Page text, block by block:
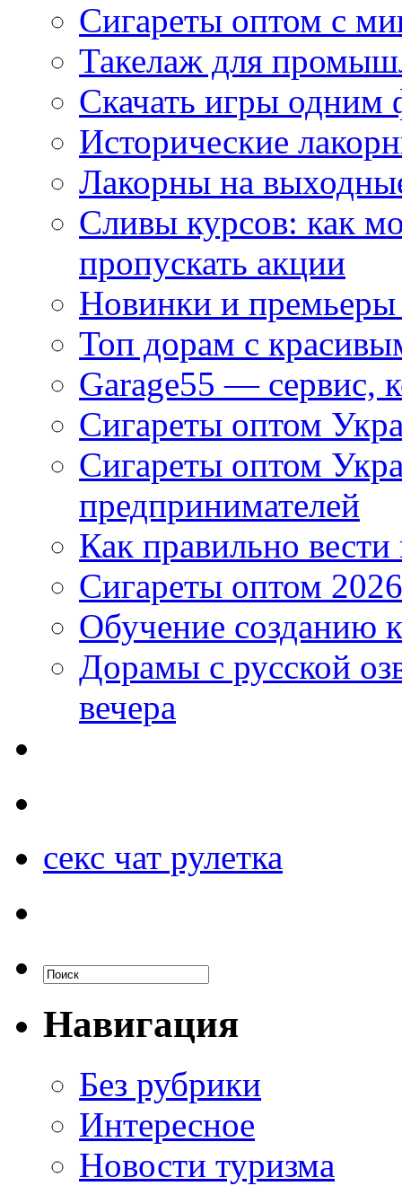
Сигареты оптом с
Такелаж для
Скачать игры одним
Исторические
Лакорны на
Сливы курсов: как
пропускать акции
Новинки и
Топ дорам с
Garage55 — сервис,
Сигареты оптом
Сигареты оптом
предпринимателей
Как правильно
Сигареты оптом
Обучение созданию
Дорамы с русской
вечера
секс чат рулетка
Навигация
Без рубрики
Интересное
Новости туризма